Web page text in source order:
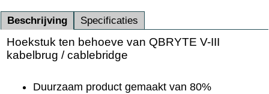
Beschrijving Specificaties
Hoekstuk ten behoeve van QBRYTE V-III
kabelbrug / cablebridge
Duurzaam product gemaakt van 80%